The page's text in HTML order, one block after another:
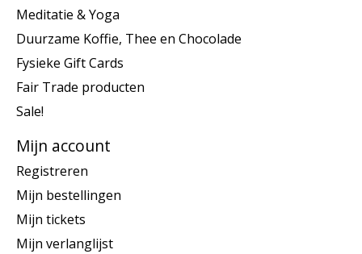
Meditatie & Yoga
Duurzame Koffie, Thee en Chocolade
Fysieke Gift Cards
Fair Trade producten
Sale!
Mijn account
Registreren
Mijn bestellingen
Mijn tickets
Mijn verlanglijst